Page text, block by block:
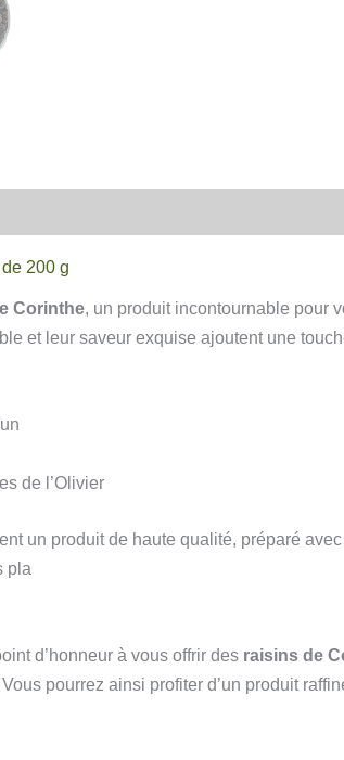
200 g
Corinthe, un produit incontournable pour
et leur saveur exquise ajoutent une
de l’Olivier
un produit de haute qualité, préparé
pla
d’honneur à vous offrir des raisins de
pourrez ainsi profiter d’un produit